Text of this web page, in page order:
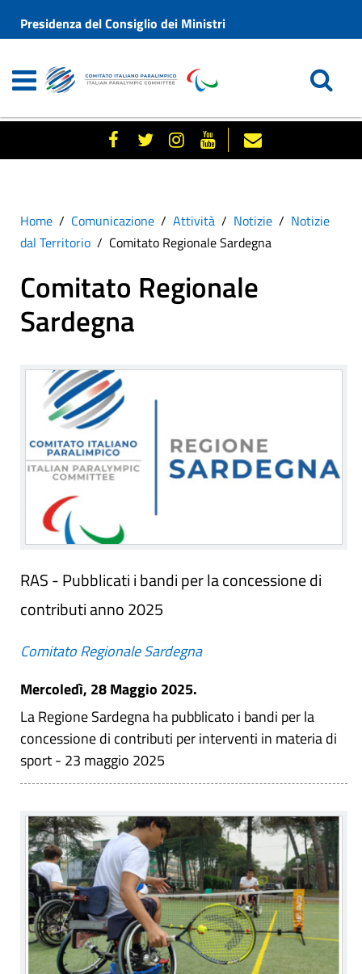
Presidenza del Consiglio dei Ministri
Home Comunicazione Attività Notizie
Notizie
dal Territorio
Comitato Regionale Sardegna
Comitato Regionale
Sardegna
RAS - Pubblicati i bandi per la concessione di
contributi anno 2025
Comitato Regionale Sardegna
Mercoledì, 28 Maggio 2025.
La Regione Sardegna ha pubblicato i bandi per la
concessione di contributi per interventi in materia di
sport - 23 maggio 2025